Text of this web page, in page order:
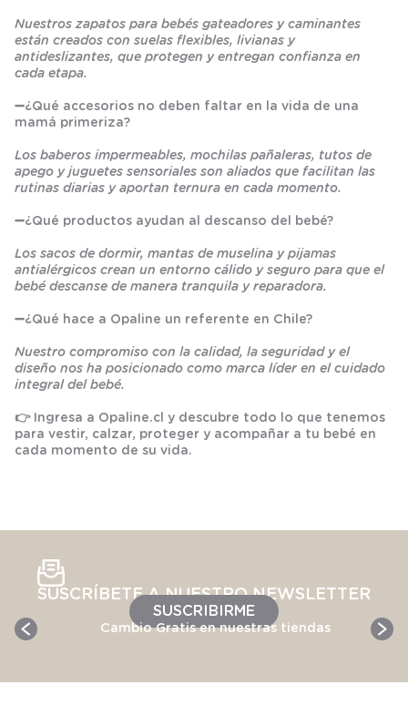
Nuestros zapatos para bebés gateadores y caminantes
están creados con suelas flexibles, livianas y
antideslizantes, que protegen y entregan confianza en
cada etapa.
➖¿Qué accesorios no deben faltar en la vida de una
mamá primeriza?
Los baberos impermeables, mochilas pañaleras, tutos de
apego y juguetes sensoriales son aliados que facilitan las
rutinas diarias y aportan ternura en cada momento.
➖¿Qué productos ayudan al descanso del bebé?
Los sacos de dormir, mantas de muselina y pijamas
antialérgicos crean un entorno cálido y seguro para que el
bebé descanse de manera tranquila y reparadora.
➖¿Qué hace a Opaline un referente en Chile?
Nuestro compromiso con la calidad, la seguridad y el
diseño nos ha posicionado como marca líder en el cuidado
integral del bebé.
👉 Ingresa a Opaline.cl y descubre todo lo que tenemos
para vestir, calzar, proteger y acompañar a tu bebé en
cada momento de su vida.
SUSCRÍBETE A NUESTRO NEWSLETTER
SUSCRIBIRME
Cambio Gratis en nuestras tiendas